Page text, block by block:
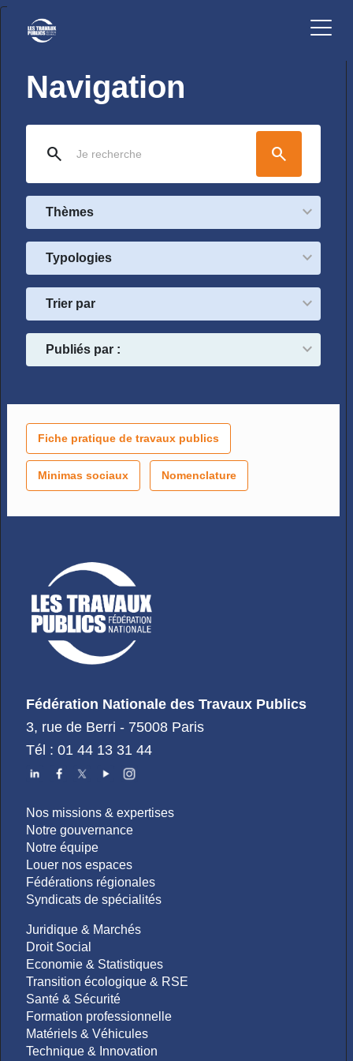
Navigation
search search
Thèmes
Typologies
Trier par
Publiés par :
Fiche pratique de travaux publics
Minimas sociaux Nomenclature
Fédération Nationale des Travaux Publics
3, rue de Berri - 75008 Paris
Tél : 01 44 13 31 44
Nos missions & expertises
Notre gouvernance
Notre équipe
Louer nos espaces
Fédérations régionales
Syndicats de spécialités
Juridique & Marchés
Droit Social
Economie & Statistiques
Transition écologique & RSE
Santé & Sécurité
Formation professionnelle
Matériels & Véhicules
Technique & Innovation